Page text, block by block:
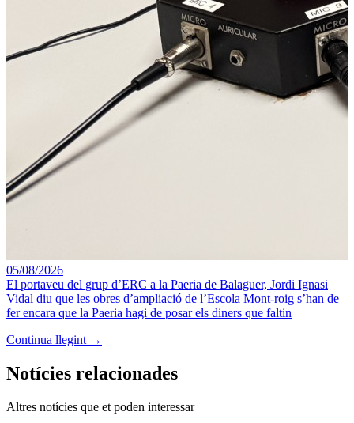
05/08/2026
El portaveu del grup d’ERC a la Paeria de Balaguer, Jordi Ignasi
Vidal diu que les obres d’ampliació de l’Escola Mont-roig s’han de
fer encara que la Paeria hagi de posar els diners que faltin
Continua llegint →
Notícies relacionades
Altres notícies que et poden interessar